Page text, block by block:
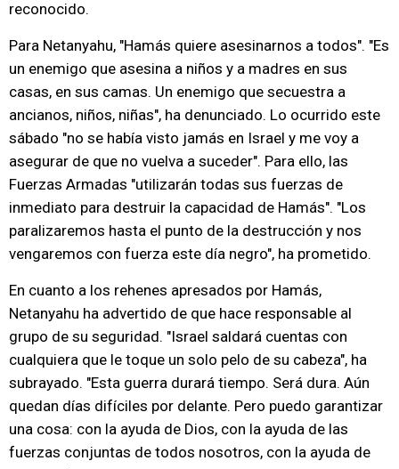
reconocido.
Para Netanyahu, "Hamás quiere asesinarnos a todos". "Es
un enemigo que asesina a niños y a madres en sus
casas, en sus camas. Un enemigo que secuestra a
ancianos, niños, niñas", ha denunciado. Lo ocurrido este
sábado "no se había visto jamás en Israel y me voy a
asegurar de que no vuelva a suceder". Para ello, las
Fuerzas Armadas "utilizarán todas sus fuerzas de
inmediato para destruir la capacidad de Hamás". "Los
paralizaremos hasta el punto de la destrucción y nos
vengaremos con fuerza este día negro", ha prometido.
En cuanto a los rehenes apresados por Hamás,
Netanyahu ha advertido de que hace responsable al
grupo de su seguridad. "Israel saldará cuentas con
cualquiera que le toque un solo pelo de su cabeza", ha
subrayado. "Esta guerra durará tiempo. Será dura. Aún
quedan días difíciles por delante. Pero puedo garantizar
una cosa: con la ayuda de Dios, con la ayuda de las
fuerzas conjuntas de todos nosotros, con la ayuda de